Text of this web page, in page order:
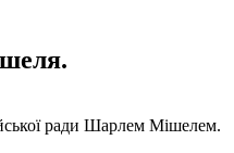
ради Шарлем Мішелем.